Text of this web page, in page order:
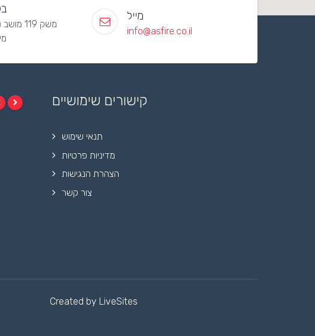
משק 119 מושב טירת יהודה
מייל
info@asfire.co.il
קישורים שימושיים
תנאי שימוש
מדיניות פרטיות
הצהרת הנגישות
צור קשר
Created by LiveSites